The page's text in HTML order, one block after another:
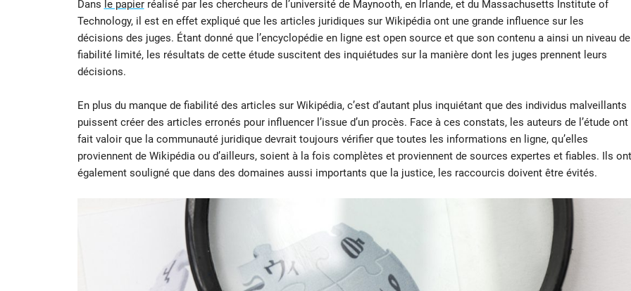
Dans le papierréalisé par les chercheurs de l’université de Maynooth, en Irlande, et du Massachusetts Institute of
Technology, il est en effet expliqué que les articles juridiques sur Wikipédia ont une grande influence sur les
décisions des juges. Étant donné que l’encyclopédie en ligne est open source et que son contenu a ainsi un niveau de
fiabilité limité, les résultats de cette étude suscitent des inquiétudes sur la manière dont les juges prennent leurs
décisions.
En plus du manque de fiabilité des articles sur Wikipédia, c’est d’autant plus inquiétant que des individus malveillants
puissent créer des articles erronés pour influencer l’issue d’un procès. Face à ces constats, les auteurs de l’étude ont
fait valoir que la communauté juridique devrait toujours vérifier que toutes les informations en ligne, qu’elles
proviennent de Wikipédia ou d’ailleurs, soient à la fois complètes et proviennent de sources expertes et fiables. Ils ont
également souligné que dans des domaines aussi importants que la justice, les raccourcis doivent être évités.